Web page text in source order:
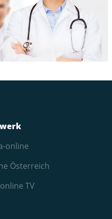
online
Österreich
TV